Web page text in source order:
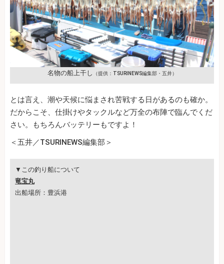
名物の船上干し （提供：TSURINEWS編集部・五井）
とは言え、潮や天候に悩まされ苦戦する日があるのも確か。
だからこそ、仕掛けやタックルなど万全の布陣で臨んでくだ
さい。もちろんバッテリーもですよ！
＜五井／TSURINEWS編集部＞
▼この釣り船について
竜宝丸
出船場所：豊浜港